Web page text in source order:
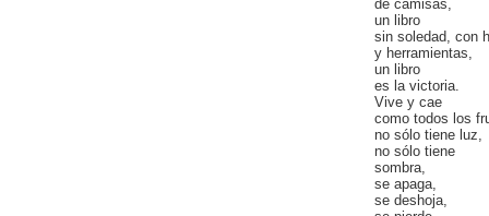
de camisas,
un libro
sin soledad, con
y herramientas,
un libro
es la victoria.
Vive y cae
como todos los
no sólo tiene luz,
no sólo tiene
sombra,
se apaga,
se deshoja,